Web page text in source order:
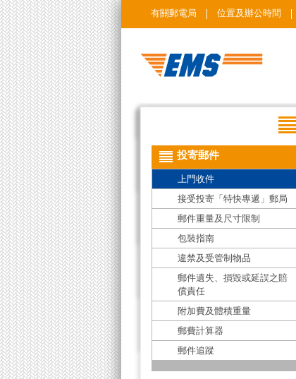
有關郵電局 位置及辦公時間
投寄郵件
上門收件
接受投寄「特快專遞」郵局
郵件重量及尺寸限制
包裝指南
違禁及受管制物品
郵件遺失、損毀或延誤之賠
償責任
附加費及體積重量
郵費計算器
郵件追蹤